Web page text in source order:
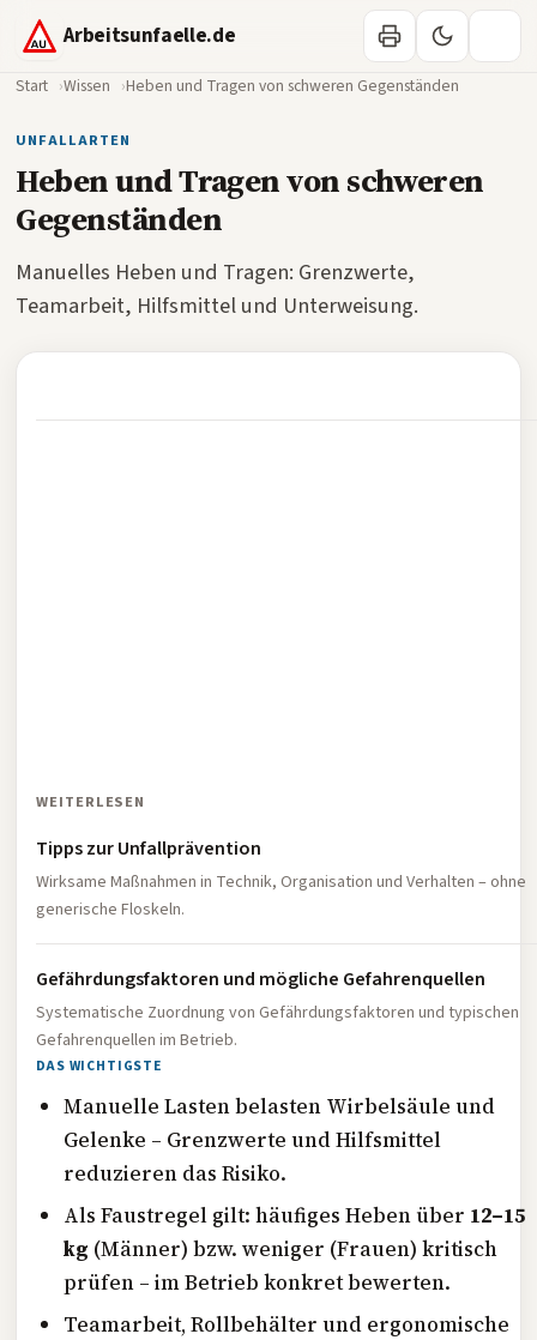
Arbeitsunfaelle.de
Start Wissen Heben und Tragen von schweren Gegenständen
UNFALLARTEN
Heben und Tragen von schweren
Gegenständen
Manuelles Heben und Tragen: Grenzwerte,
Teamarbeit, Hilfsmittel und Unterweisung.
DAS WICHTIGSTE
Manuelle Lasten belasten Wirbelsäule und
Gelenke – Grenzwerte und Hilfsmittel
reduzieren das Risiko.
Als Faustregel gilt: häufiges Heben über 12–15
kg (Männer) bzw. weniger (Frauen) kritisch
prüfen – im Betrieb konkret bewerten.
Teamarbeit, Rollbehälter und ergonomische
WEITERLESEN
Tipps zur Unfallprävention
Wirksame Maßnahmen in Technik, Organisation und Verhalten – ohne
generische Floskeln.
Gefährdungsfaktoren und mögliche Gefahrenquellen
Systematische Zuordnung von Gefährdungsfaktoren und typischen
Gefahrenquellen im Betrieb.